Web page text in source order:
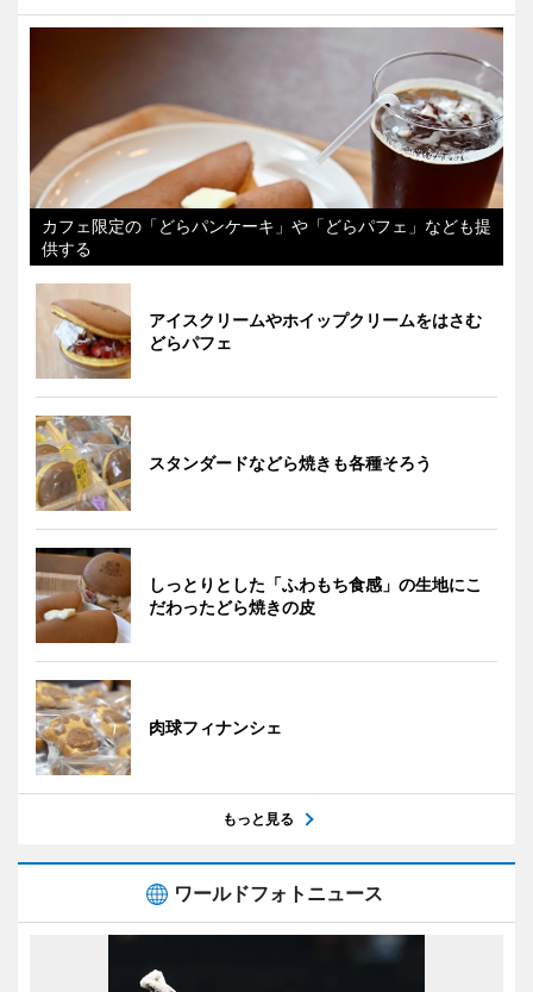
カフェ限定の「どらパンケーキ」や「どらパフェ」なども提
供する
アイスクリームやホイップクリームをはさむ
どらパフェ
スタンダードなどら焼きも各種そろう
しっとりとした「ふわもち食感」の生地にこ
だわったどら焼きの皮
肉球フィナンシェ
もっと見る
ワールドフォトニュース